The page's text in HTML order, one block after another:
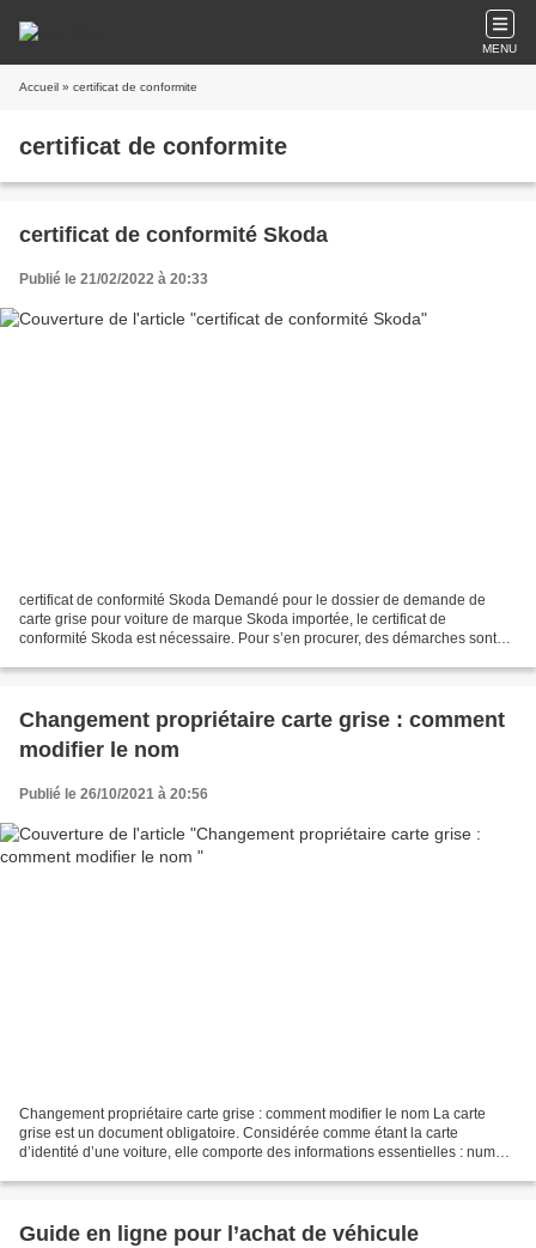
MENU
Accueil » certificat de conformite
certificat de conformite
certificat de conformité Skoda
Publié le 21/02/2022 à 20:33
certificat de conformité Skoda Demandé pour le dossier de demande de
carte grise pour voiture de marque Skoda importée, le certificat de
conformité Skoda est nécessaire. Pour s’en procurer, des démarches sont
Changement propriétaire carte grise : comment
modifier le nom
Publié le 26/10/2021 à 20:56
Changement propriétaire carte grise : comment modifier le nom La carte
grise est un document obligatoire. Considérée comme étant la carte
d’identité d’une voiture, elle comporte des informations essentielles : numéro
Guide en ligne pour l’achat de véhicule